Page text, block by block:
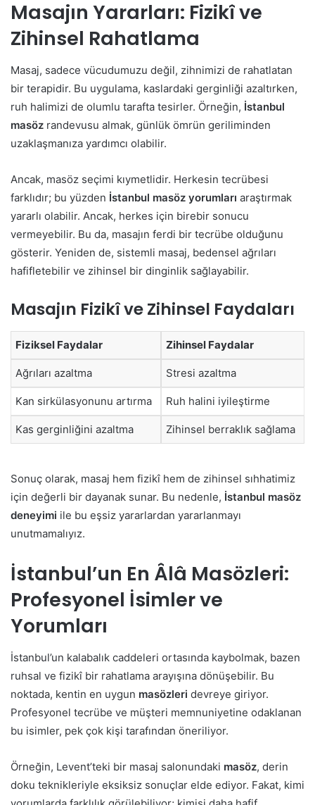
Masajın Yararları: Fizikî ve
Zihinsel Rahatlama
Masaj, sadece vücudumuzu değil, zihnimizi de rahatlatan
bir terapidir. Bu uygulama, kaslardaki gerginliği azaltırken,
ruh halimizi de olumlu tarafta tesirler. Örneğin, İstanbul
masöz randevusu almak, günlük ömrün geriliminden
uzaklaşmanıza yardımcı olabilir.
Ancak, masöz seçimi kıymetlidir. Herkesin tecrübesi
farklıdır; bu yüzden İstanbul masöz yorumları araştırmak
yararlı olabilir. Ancak, herkes için birebir sonucu
vermeyebilir. Bu da, masajın ferdi bir tecrübe olduğunu
gösterir. Yeniden de, sistemli masaj, bedensel ağrıları
hafifletebilir ve zihinsel bir dinginlik sağlayabilir.
Masajın Fizikî ve Zihinsel Faydaları
Fiziksel Faydalar Zihinsel Faydalar
Ağrıları azaltma Stresi azaltma
Kan sirkülasyonunu artırma Ruh halini iyileştirme
Kas gerginliğini azaltma Zihinsel berraklık sağlama
Sonuç olarak, masaj hem fizikî hem de zihinsel sıhhatimiz
için değerli bir dayanak sunar. Bu nedenle, İstanbul masöz
deneyimi ile bu eşsiz yararlardan yararlanmayı
unutmamalıyız.
İstanbul’un En Âlâ Masözleri:
Profesyonel İsimler ve
Yorumları
İstanbul’un kalabalık caddeleri ortasında kaybolmak, bazen
ruhsal ve fizikî bir rahatlama arayışına dönüşebilir. Bu
noktada, kentin en uygun masözleri devreye giriyor.
Profesyonel tecrübe ve müşteri memnuniyetine odaklanan
bu isimler, pek çok kişi tarafından öneriliyor.
Örneğin, Levent’teki bir masaj salonundaki masöz, derin
doku teknikleriyle eksiksiz sonuçlar elde ediyor. Fakat, kimi